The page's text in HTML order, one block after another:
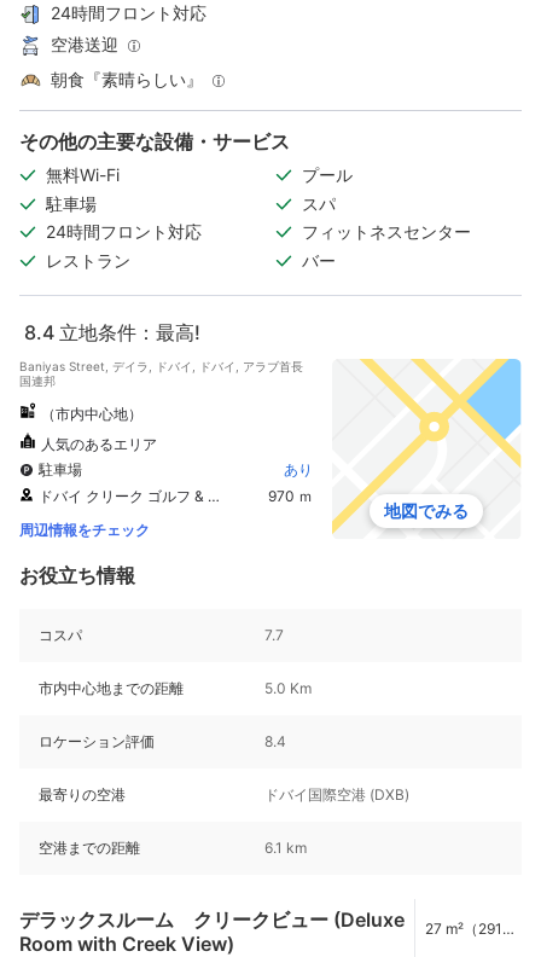
24時間フロント対応
空港送迎
朝食『素晴らしい』
その他の主要な設備・サービス
無料Wi-Fi
プール
駐車場
スパ
24時間フロント対応
フィットネスセンター
レストラン
バー
8.4 立地条件：最高!
Baniyas Street, デイラ, ドバイ, ドバイ, アラブ首長
国連邦
（市内中心地）
人気のあるエリア
駐車場
あり
ドバイ クリーク ゴルフ & ヨットクラブ
970 ｍ
周辺情報をチェック
地図でみる
お役立ち情報
コスパ 7.7
市内中心地までの距離 5.0 Km
ロケーション評価 8.4
最寄りの空港 ドバイ国際空港 (DXB)
空港までの距離 6.1 km
デラックスルーム クリークビュー (Deluxe
Room with Creek View)
27 m²（291